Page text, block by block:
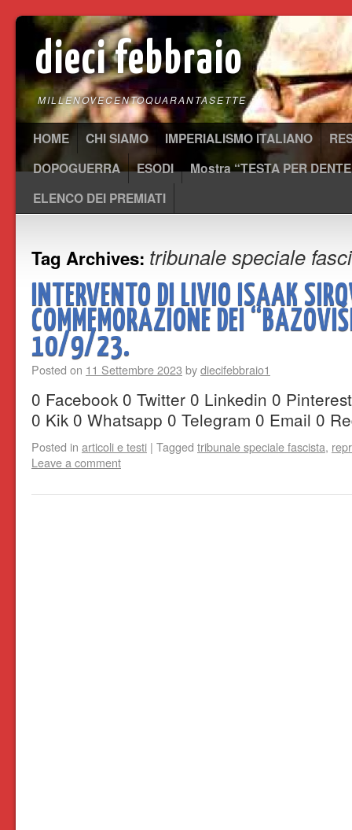
dieci febbraio
MILLENOVECENTOQUARANTASETTE
HOME CHI SIAMO IMPERIALISMO ITALIANO
DOPOGUERRA
ESODI
Mostra “TESTA PER
ELENCO DEI PREMIATI
Tag Archives: tribunale speciale
INTERVENTO DI LIVIO ISAAK
COMMEMORAZIONE DEI
10/9/23.
Posted on 11 Settembre 2023 bydiecifebbraio1
0 Facebook 0 Twitter 0 Linkedin 0
0 Kik 0 Whatsapp 0 Telegram 0 Email 0
Posted in articoli e testi | Tagged tribunale speciale fascista,
Leave a comment